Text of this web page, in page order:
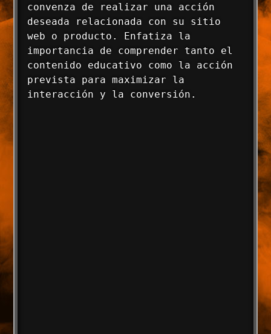
convenza de realizar una acción
deseada relacionada con su sitio
web o producto. Enfatiza la
importancia de comprender tanto el
contenido educativo como la acción
prevista para maximizar la
interacción y la conversión.